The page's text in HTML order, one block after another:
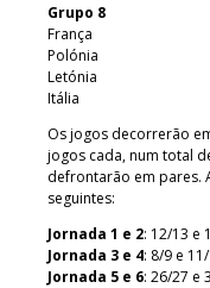
Grupo 8
França
Polónia
Letónia
Itália
Os jogos decorrerão
jogos cada, num total
defrontarão em pares.
seguintes:
Jornada 1 e 2: 12/13 e
Jornada 3 e 4: 8/9 e
Jornada 5 e 6: 26/27 e